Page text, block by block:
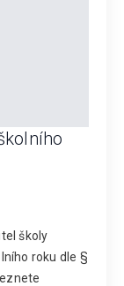
školy
roku dle §